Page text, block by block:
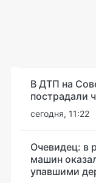
В ДТП на
пострадали
сегодня, 11:22
Очевидец: в
машин
упавшими